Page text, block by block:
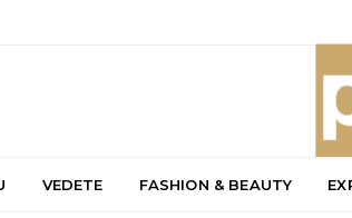
VEDETE FASHION & BEAUTY